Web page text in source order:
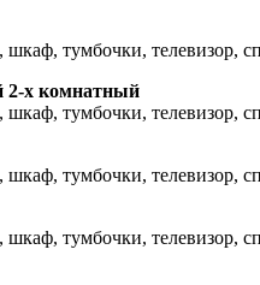
тумбочки, телевизор,
2-х комнатный
тумбочки, телевизор,
тумбочки, телевизор,
тумбочки, телевизор,